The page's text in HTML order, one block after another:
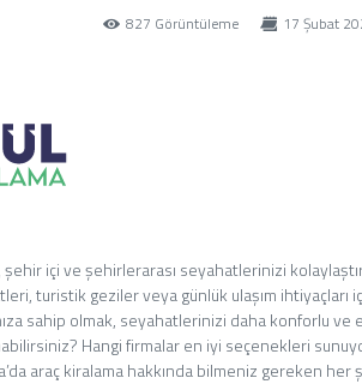
827 Görüntüleme 17 Şubat
şehir içi ve şehirlerarası seyahatlerinizi
turistik geziler veya günlük ulaşım ihtiyaçları
sahip olmak, seyahatlerinizi daha konforlu ve
Hangi firmalar en iyi seçenekleri
araç kiralama hakkında bilmeniz gereken her